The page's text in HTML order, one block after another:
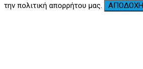
την πολιτική απορρήτου μας.
ΑΠΟΔΟΧΗ